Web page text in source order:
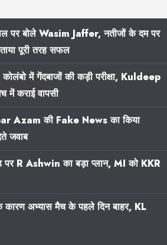
पर बोले Wasim Jaffer, नतीजों के दम पर
पूरी तरह सफल
में गेंदबाजों की कड़ी परीक्षा, Kuldeep
कराई वापसी
Azam की Fake News का किया
जवाब
R Ashwin का बड़ा प्लान, MI को KKR
अभ्यास मैच के पहले दिन बाहर, KL